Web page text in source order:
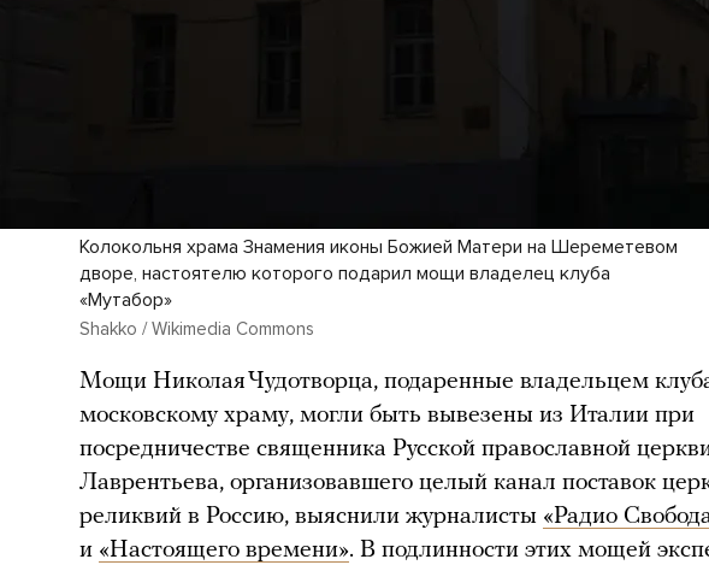
Колокольня храма Знамения иконы Божией Матери на Шереметевом
дворе, настоятелю которого подарил мощи владелец клуба
«Мутабор»
Shakko / Wikimedia Commons
Мощи Николая Чудотворца, подаренные владельцем
московскому храму, могли быть вывезены из Италии при
посредничестве священника Русской православной
Лаврентьева, организовавшего целый канал поставок
реликвий в Россию, выяснили журналисты «Радио
и «Настоящего времени». В подлинности этих мощей